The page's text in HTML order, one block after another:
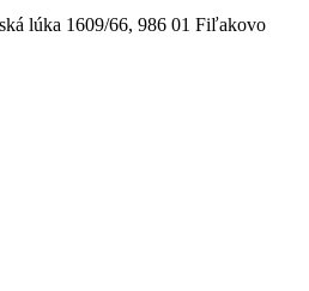
lúka 1609/66, 986 01 Fiľakovo